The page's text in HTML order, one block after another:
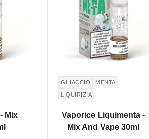
Mix
GHIACCIO
MENTA
LIQUIRIZIA
Vaporice Liquimenta -
Mix And Vape 30ml